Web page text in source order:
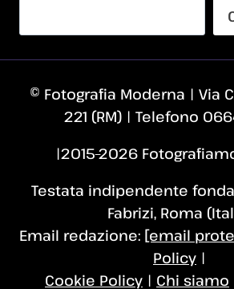
© Fotografia Moderna | Via
221 (RM) | Telefono
|2015–2026
Testata indipendente
Fabrizi, Roma
Email redazione: [email
Policy |
Cookie Policy | Chi siamo